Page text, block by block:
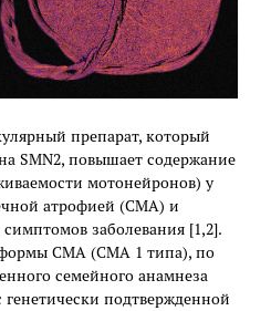
препарат, который
SMN2, повышает содержание
мотонейронов) у
атрофией (СМА) и
заболевания [1,2].
СМА (СМА 1 типа), по
семейного анамнеза
подтвержденной